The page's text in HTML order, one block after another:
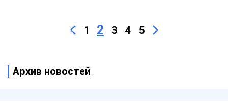
1 2 3 4 5
Архив новостей